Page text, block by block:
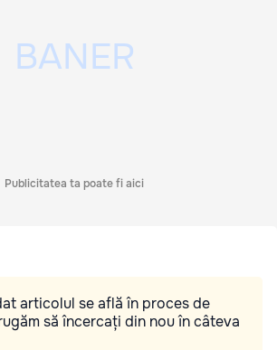
Publicitatea ta poate fi aici
articolul se află în proces de
să încercați din nou în câteva